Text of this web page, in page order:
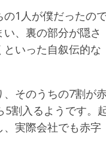
1人が僕だったの
、裏の部分が隠さ
いった自叙伝的な
そのうちの7割が
5割入るようです。
実際会社でも赤字